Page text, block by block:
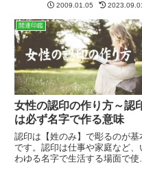
です。このページでは印鑑を押
て、印影の濃淡やかすれなどか
ら、今現在の自分自身の運勢の
態を占う方法を紹介します。
2009.01.05
開運印鑑
女性の認印の作り方～認
は必ず名字で作る意味
認印は【姓のみ】で彫るのが基
です。認印は仕事や家庭など、
わゆる名字で生活する場面で使